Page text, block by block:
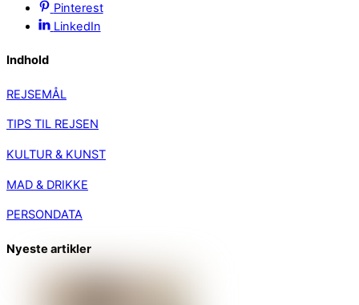
Pinterest
LinkedIn
Indhold
REJSEMÅL
TIPS TIL REJSEN
KULTUR & KUNST
MAD & DRIKKE
PERSONDATA
Nyeste artikler